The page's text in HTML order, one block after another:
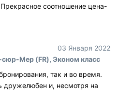
соотношение цена-
03 Января 2022
Мер (FR), Эконом класс
так и во время.
дружелюбен и, несмотря на